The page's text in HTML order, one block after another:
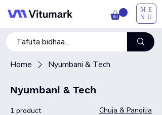
ME
NU
Home Nyumbani & Tech
Nyumbani & Tech
1 product Chuja & Pangilia